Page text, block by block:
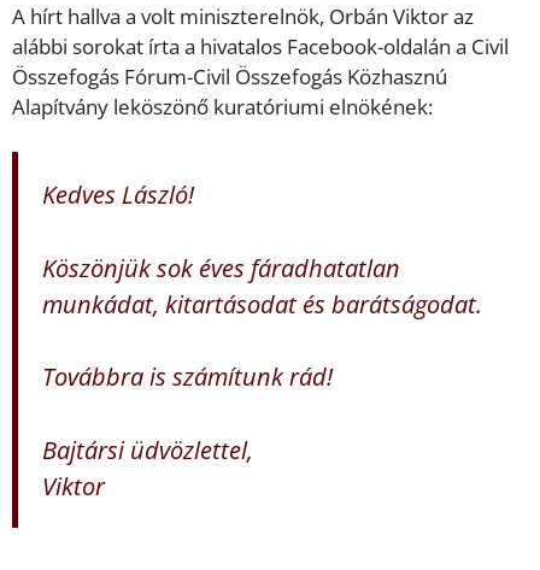
A hírt hallva a volt miniszterelnök, Orbán Viktor az
alábbi sorokat írta a hivatalos Facebook-oldalán a Civil
Összefogás Fórum-Civil Összefogás Közhasznú
Alapítvány leköszönő kuratóriumi elnökének:
Kedves László!
Köszönjük sok éves fáradhatatlan
munkádat, kitartásodat és barátságodat.
Továbbra is számítunk rád!
Bajtársi üdvözlettel,
Viktor